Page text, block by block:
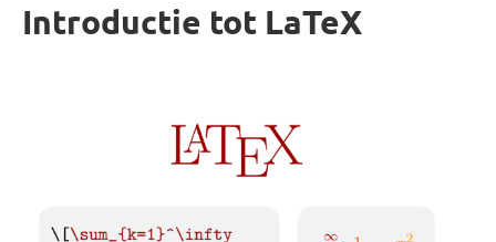
Introductie tot LaTeX